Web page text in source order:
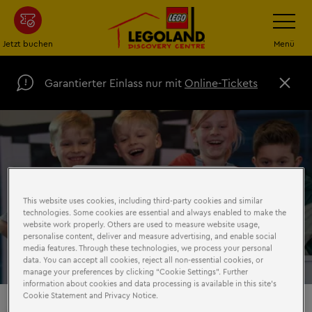
Zum
Hauptinhalt
springen
Jetzt buchen Menü
Garantierter Einlass nur mit Online-Tickets
S
h
l
ß
EINLÖSEN
This website uses cookies, including third-party cookies and similar
technologies. Some cookies are essential and always enabled to make the
website work properly. Others are used to measure website usage,
personalise content, deliver and measure advertising, and enable social
media features. Through these technologies, we process your personal
data. You can accept all cookies, reject all non-essential cookies, or
manage your preferences by clicking “Cookie Settings”. Further
information about cookies and data processing is available in this site’s
Cookie Statement and Privacy Notice.